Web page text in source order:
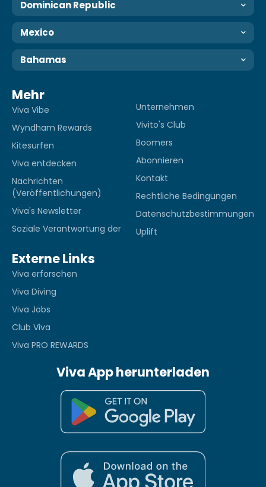
Dominican Republic
Mexico
Bahamas
Mehr
Viva Vibe
Wyndham Rewards
Kitesurfen
Viva entdecken
Nachrichten
(Veröffentlichungen)
Viva's Newsletter
Soziale Verantwortung der
Unternehmen
Vivito's Club
Boomers
Abonnieren
Kontakt
Rechtliche Bedingungen
Datenschutzbestimmungen
Uplift
Externe Links
Viva erforschen
Viva Diving
Viva Jobs
Club Viva
Viva PRO REWARDS
Viva App herunterladen